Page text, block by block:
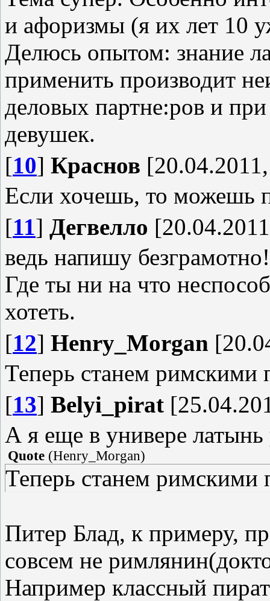
и афоризмы (я их лет 10
Делюсь опытом: знание
применить производит
деловых партне:ров и
девушек.
[10] Краснов
Если хочешь, то можешь
[11] Дегвелло
ведь напишу безграмотно!
Где ты ни на что
хотеть.
[12] Henry_Morgan
Теперь станем римскими
[13] Belyi_pirat
А я еще в универе
Quote (Henry_Morgan)
Теперь станем римскими
Питер Блад, к примеру,
совсем не
Например классный